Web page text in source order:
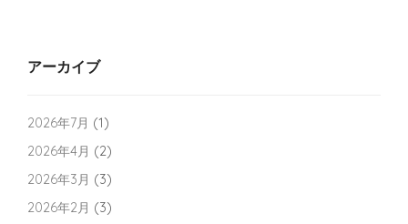
アーカイブ
2026年7月 (1)
2026年4月 (2)
2026年3月 (3)
2026年2月 (3)